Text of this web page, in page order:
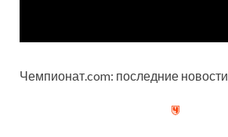
Чемпионат.com: последние новости